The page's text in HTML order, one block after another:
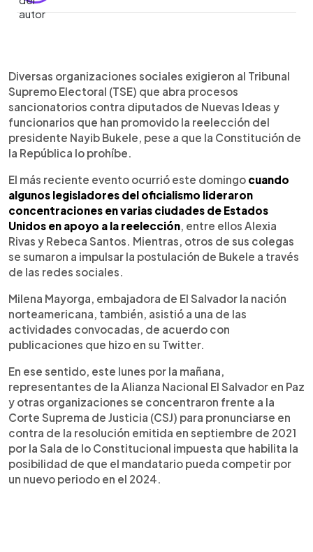
Escuchar artículo
Diversas organizaciones sociales exigieron al Tribunal
Supremo Electoral (TSE) que abra procesos
sancionatorios contra diputados de Nuevas Ideas y
funcionarios que han promovido la reelección del
presidente Nayib Bukele, pese a que la Constitución de
la República lo prohíbe.
El más reciente evento ocurrió este domingo cuando
algunos legisladores del oficialismo lideraron
concentraciones en varias ciudades de Estados
Unidos en apoyo a la reelección , entre ellos Alexia
Rivas y Rebeca Santos. Mientras, otros de sus colegas
se sumaron a impulsar la postulación de Bukele a través
de las redes sociales.
Milena Mayorga, embajadora de El Salvador la nación
norteamericana, también, asistió a una de las
actividades convocadas, de acuerdo con
publicaciones que hizo en su Twitter.
En ese sentido, este lunes por la mañana,
representantes de la Alianza Nacional El Salvador en Paz
y otras organizaciones se concentraron frente a la
Corte Suprema de Justicia (CSJ) para pronunciarse en
contra de la resolución emitida en septiembre de 2021
por la Sala de lo Constitucional impuesta que habilita la
posibilidad de que el mandatario pueda competir por
un nuevo periodo en el 2024.